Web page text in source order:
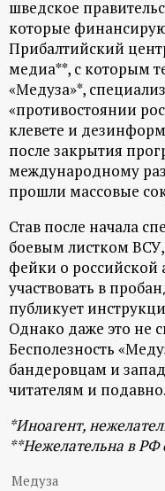
о
н
н
ы
й
п
о
р
т
а
л
шведское
которые
Прибалтийский
медиа**, с которым
«Медуза»*,
«противостоянии
клевете и
после закрытия
международному
прошли массовые
Став после начала
боевым листком
фейки о российской
участвовать в
публикует
Однако даже это не
Бесполезность
бандеровцам и
читателям и подавно.
*Иноагент,
**Нежелательна в РФ
Медуза